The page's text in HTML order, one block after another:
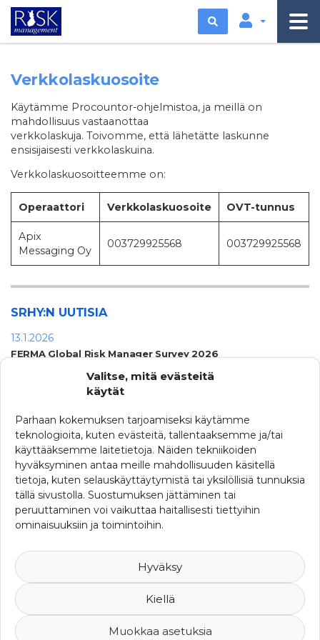
Valitse, mitä evästeitä
käytät
Parhaan kokemuksen tarjoamiseksi käytämme
teknologioita, kuten evästeitä, tallentaaksemme ja/tai
käyttääksemme laitetietoja. Näiden tekniikoiden
hyväksyminen antaa meille mahdollisuuden käsitellä
tietoja, kuten selauskäyttäytymistä tai yksilöllisiä tunnuksia
tällä sivustolla. Suostumuksen jättäminen tai
peruuttaminen voi vaikuttaa haitallisesti tiettyihin
ominaisuuksiin ja toimintoihin.
Hyväksy
Kiellä
Muokkaa asetuksia
Etsi
Verkkolaskuosoite
Käytämme Procountor-ohjelmistoa, ja meillä on
mahdollisuus vastaanottaa
verkkolaskuja. Toivomme, että lähetätte laskunne
ensisijaisesti verkkolaskuina.
Verkkolaskuosoitteemme on:
Operaattori Verkkolaskuosoite OVT-tunnus
Apix
Messaging Oy
003729925568 003729925568
SRHY:N UUTISIA
13.1.2026
FERMA Global Risk Manager Survey 2026
Vaihdoksia SRHY:n toimiston organisoinnissa
10.6.2025
ERM Day 2025 lähestyy
9.1.2025
Lassi Väisänen siirtyy eläkkeelle 1.1.2025
19.12.2024
SRHY:n syyskokouksen 2024 päätöksiä
Katso kaikki uutiset